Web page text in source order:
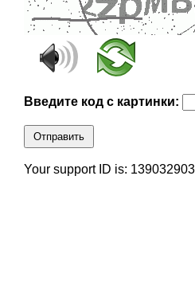
Введите код с картинки:
Отправить
Your support ID is: